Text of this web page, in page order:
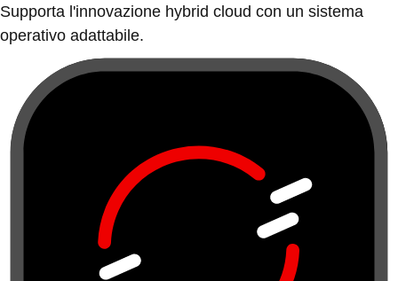
Supporta l'innovazione hybrid cloud con un sistema
operativo adattabile.